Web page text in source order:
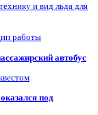
и вид льда для
работы
автобус
под